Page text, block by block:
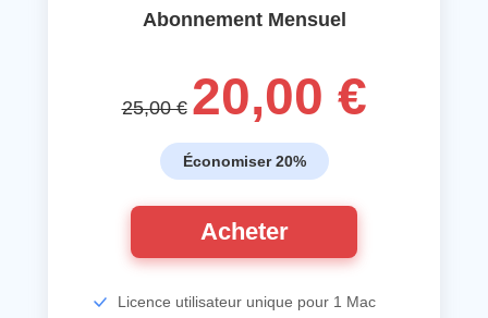
Abonnement Mensuel
25,00 € 20,00 €
Économiser 20%
Acheter
Licence utilisateur unique pour 1 Mac